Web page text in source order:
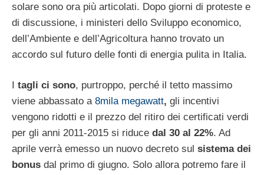
solare sono ora più articolati. Dopo giorni di proteste e
di discussione, i ministeri dello Sviluppo economico,
dell’Ambiente e dell’Agricoltura hanno trovato un
accordo sul futuro delle fonti di energia pulita in Italia.
tagli ci sono, purtroppo, perché il tetto massimo
viene abbassato a 8mila megawatt, gli incentivi
vengono ridotti e il prezzo del ritiro dei certificati verdi
per gli anni 2011-2015 si riduce dal 30 al 22%. Ad
aprile verrà emesso un nuovo decreto sul sistema dei
bonus dal primo di giugno. Solo allora potremo fare il